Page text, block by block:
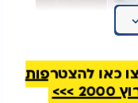
דגים
דובאי
כאן להצטרפות